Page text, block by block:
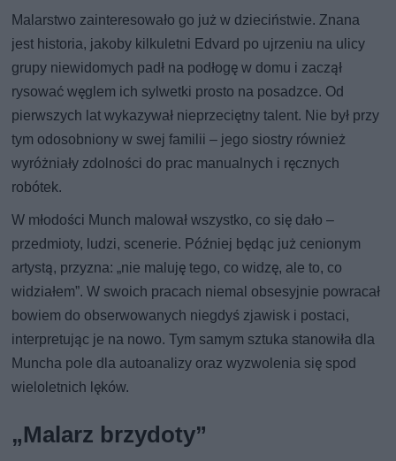
Malarstwo zainteresowało go już w dzieciństwie. Znana
jest historia, jakoby kilkuletni Edvard po ujrzeniu na ulicy
grupy niewidomych padł na podłogę w domu i zaczął
rysować węglem ich sylwetki prosto na posadzce. Od
pierwszych lat wykazywał nieprzeciętny talent. Nie był przy
tym odosobniony w swej familii – jego siostry również
wyróżniały zdolności do prac manualnych i ręcznych
robótek.
W młodości Munch malował wszystko, co się dało –
przedmioty, ludzi, scenerie. Później będąc już cenionym
artystą, przyzna: „nie maluję tego, co widzę, ale to, co
widziałem”. W swoich pracach niemal obsesyjnie powracał
bowiem do obserwowanych niegdyś zjawisk i postaci,
interpretując je na nowo. Tym samym sztuka stanowiła dla
Muncha pole dla autoanalizy oraz wyzwolenia się spod
wieloletnich lęków.
„Malarz brzydoty”